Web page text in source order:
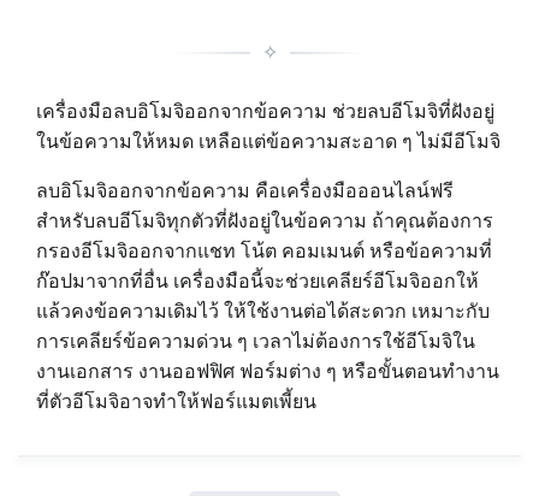
✧
เครื่องมือลบอิโมจิออกจากข้อความ ช่วยลบอีโมจิที่ฝังอยู่
ในข้อความให้หมด เหลือแต่ข้อความสะอาด ๆ ไม่มีอีโมจิ
ลบอิโมจิออกจากข้อความ คือเครื่องมือออนไลน์ฟรี
สำหรับลบอีโมจิทุกตัวที่ฝังอยู่ในข้อความ ถ้าคุณต้องการ
กรองอีโมจิออกจากแชท โน้ต คอมเมนต์ หรือข้อความที่
ก๊อปมาจากที่อื่น เครื่องมือนี้จะช่วยเคลียร์อีโมจิออกให้
แล้วคงข้อความเดิมไว้ ให้ใช้งานต่อได้สะดวก เหมาะกับ
การเคลียร์ข้อความด่วน ๆ เวลาไม่ต้องการใช้อีโมจิใน
งานเอกสาร งานออฟฟิศ ฟอร์มต่าง ๆ หรือขั้นตอนทำงาน
ที่ตัวอีโมจิอาจทำให้ฟอร์แมตเพี้ยน